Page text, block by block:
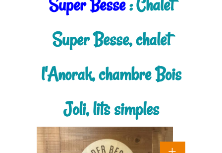
Super Besse: Chalet
Super Besse, chalet
l'Anorak, chambre Bois
Joli, lits simples